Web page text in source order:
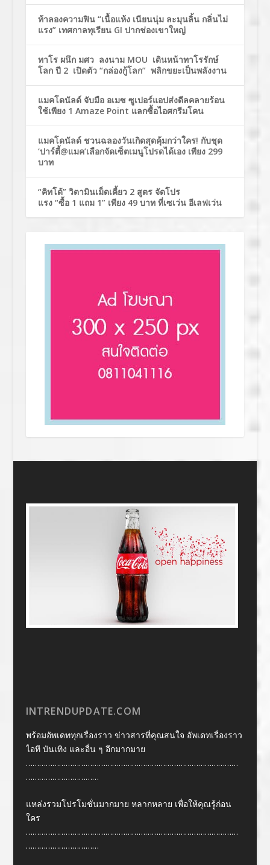
ท้าลองความฟิน “เนื้อแห้ง เนียนนุ่ม ละมุนลิ้น กลิ่นไม่
แรง” เทศกาลทุเรียน GI ปากช่องเขาใหญ่
ทาโร ผนึก มศว ลงนาม MOU เดินหน้าทาโรรักษ์
โลก ปี 2 เปิดตัว “กล่องกู้โลก” พลิกขยะเป็นพลังงาน
แมคโดนัลด์ จับมือ อเมซ ซูเปอร์แอปส่งดีลคลายร้อน
ใช้เพียง 1 Amaze Point แลกซื้อไอศกรีมโคน
แมคโดนัลด์ ชวนฉลองวันเกิดสุดคุ้มกว่าใคร! กับชุด
‘ปาร์ตี้@แมค’เลือกจัดเซ็ตเมนูโปรดได้เอง เพียง 299
บาท
“คิทโด้” วิตามินเม็ดเคี้ยว 2 สูตร จัดโปร
แรง “ซื้อ 1 แถม 1” เพียง 49 บาท ที่เซเว่น อีเลฟเว่น
INTRENDUPDATE.COM
พร้อมอัพเดททุกเรื่องราว ข่าวสารที่คุณสนใจ อัพเดทเรื่องราว
ไอที บันเทิง และอื่น ๆ อีกมากมาย
……………………………………………………………………………………
……………………………
แหล่งรวมโปรโมชั่นมากมาย หลากหลาย เพื่อให้คุณรู้ก่อน
ใคร
……………………………………………………………………………………
……………………………